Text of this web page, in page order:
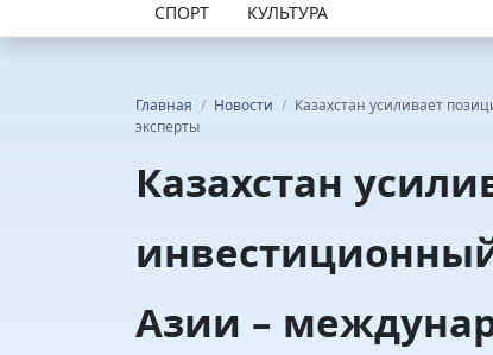
СПОРТ
КУЛЬТУРА
Главная / Новости / Казахстан усиливает
эксперты
Казахстан
Азии –